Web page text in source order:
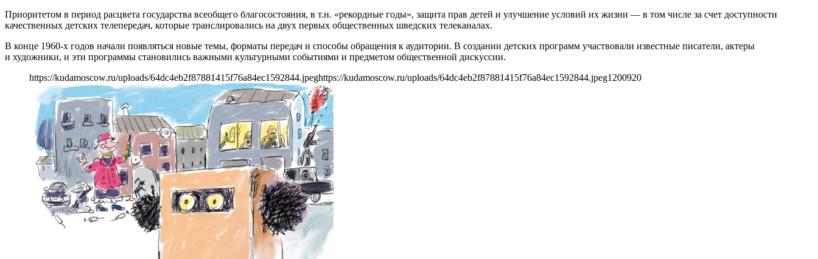
Приоритетом в период расцвета государства всеобщего благосостояния, в т.н. «рекордные годы», защита прав детей и улучшение условий их жизни — в том числе за счет доступности
качественных детских телепередач, которые транслировались на двух первых общественных шведских телеканалах.
В конце 1960-х годов начали появляться новые темы, форматы передач и способы обращения к аудитории. В создании детских программ участвовали известные писатели, актеры
и художники, и эти программы становились важными культурными событиями и предметом общественной дискуссии.
https://kudamoscow.ru/uploads/64dc4eb2f87881415f76a84ec1592844.jpeghttps://kudamoscow.ru/uploads/64dc4eb2f87881415f76a84ec1592844.jpeg1200920